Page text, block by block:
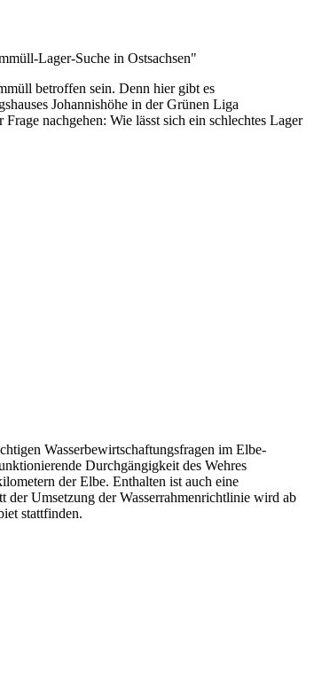
Lager-Suche in Ostsachsen"
betroffen sein. Denn hier gibt es
Johannishöhe in der Grünen Liga
nachgehen: Wie lässt sich ein schlechtes Lager
Wasserbewirtschaftungsfragen im Elbe-
Durchgängigkeit des Wehres
der Elbe. Enthalten ist auch eine
der Umsetzung der Wasserrahmenrichtlinie wird ab
stattfinden.